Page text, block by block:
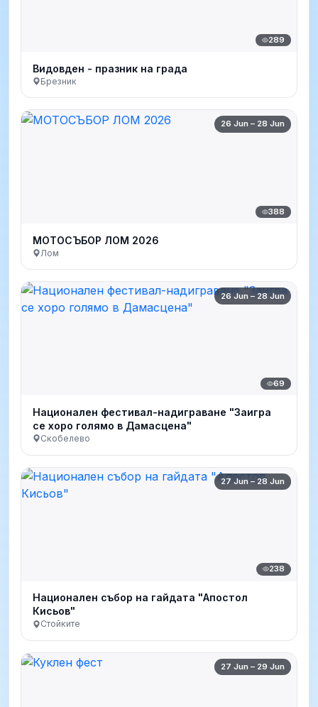
289
Видовден - празник на града
Брезник
26 Jun – 28 Jun
388
МОТОСЪБОР ЛОМ 2026
Лом
26 Jun – 28 Jun
69
Национален фестивал-надиграване "Заигра
се хоро голямо в Дамасцена"
Скобелево
27 Jun – 28 Jun
238
Национален събор на гайдата "Апостол
Кисьов"
Стойките
27 Jun – 29 Jun